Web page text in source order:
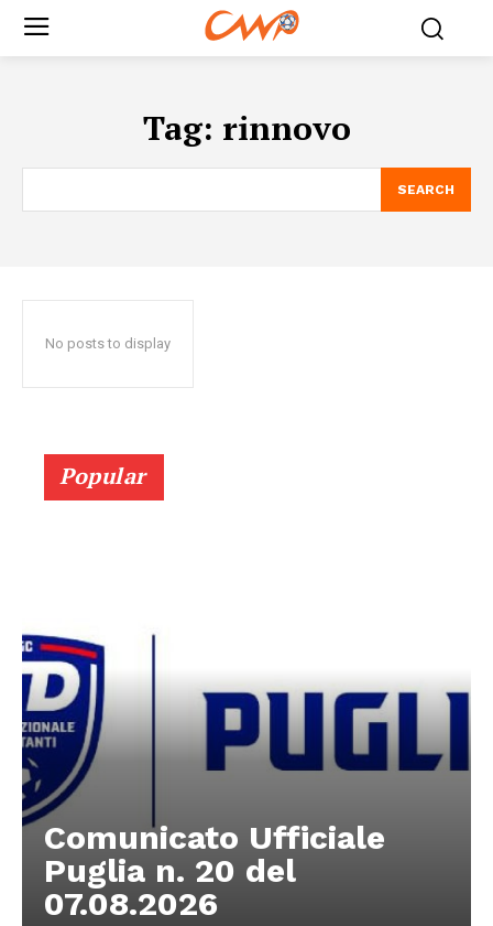
Tag: rinnovo
SEARCH
No posts to display
Popular
Comunicato Ufficiale
Puglia n. 20 del
07.08.2026